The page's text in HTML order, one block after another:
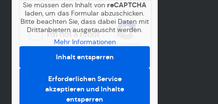
Sie müssen den Inhalt von reCAPTCHA
laden, um das Formular abzuschicken.
Bitte beachten Sie, dass dabei Daten mit
Drittanbietern ausgetauscht werden.
Mehr Informationen
Inhalt entsperren
Erforderlichen Service
akzeptieren und Inhalte
entsperren